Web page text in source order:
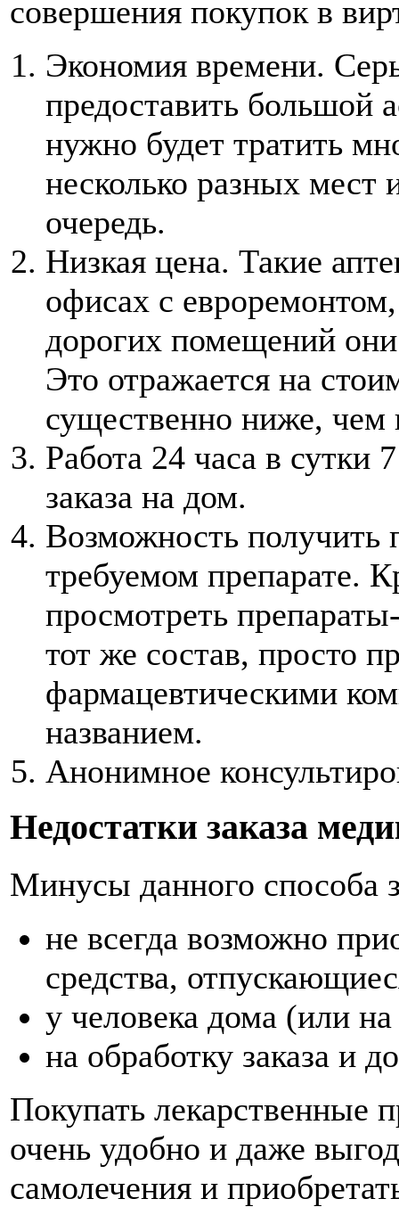
совершения покупок в
Экономия времени.
предоставить большой
нужно будет тратить
несколько разных мест
очередь.
Низкая цена. Такие
офисах с
дорогих помещений
Это отражается на
существенно ниже, чем
Работа 24 часа в сутки
заказа на дом.
Возможность
требуемом препарате.
просмотреть
тот же состав, просто
фармацевтическими
названием.
Анонимное
Недостатки заказа
Минусы данного способа
не всегда возможно
средства,
у человека дома (или
на обработку заказа и
Покупать лекарственные
очень удобно и даже
самолечения и